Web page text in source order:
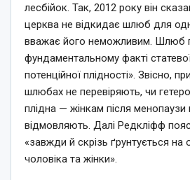
лесбійок. Так, 2012 року він
церква не відкидає шлюб для
вважає його неможливим. Шлюб
фундаментальному факті статевої
потенційної плідності». Звісно,
шлюбах не перевіряють, чи
плідна — жінкам після
відмовляють. Далі Редкліфф
«завжди й скрізь ґрунтується на
чоловіка та жінки».